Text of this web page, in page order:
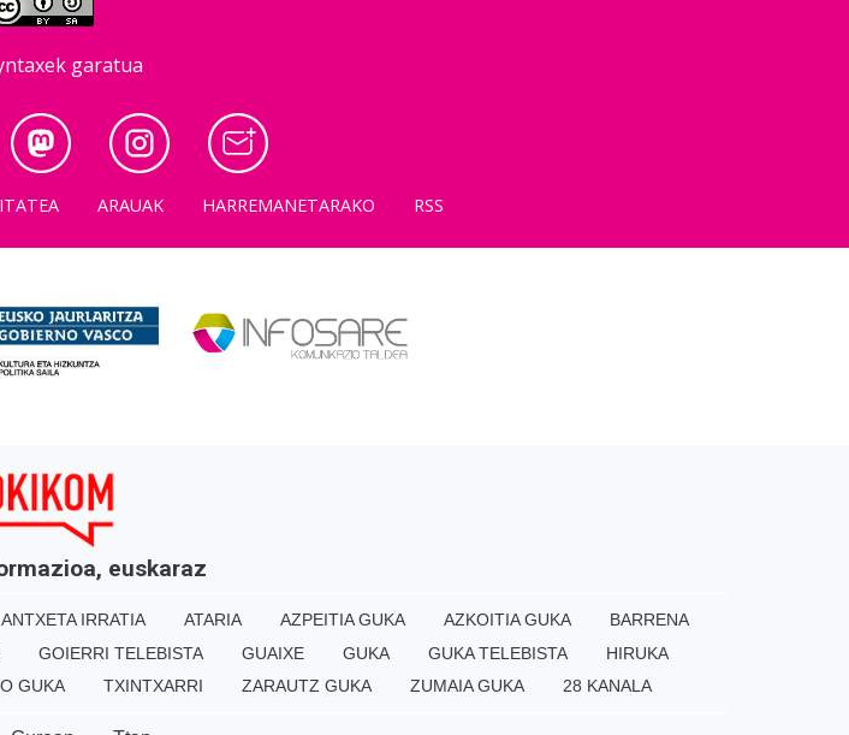
garatua
ARAUAK HARREMANETARAKO RSS
euskaraz
ANTXETA IRRATIA ATARIA AZPEITIA GUKA AZKOITIA GUKA
BARRENA
GOIERRI TELEBISTA GUAIXE GUKA GUKA TELEBISTA
HIRUKA
GUKA TXINTXARRI ZARAUTZ GUKA ZUMAIA GUKA 28 KANALA